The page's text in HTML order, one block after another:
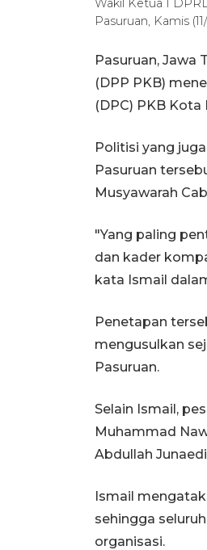
Wakil Ketua I
Pasuruan, Kamis
Pasuruan, Jawa
(DPP PKB)
(DPC) PKB
Politisi yang
Pasuruan
Musyawarah
"Yang paling
dan kader
kata Ismail
Penetapan
mengusulkan
Pasuruan.
Selain Ismail,
Muhammad
Abdullah
Ismail
sehingga
organisasi.